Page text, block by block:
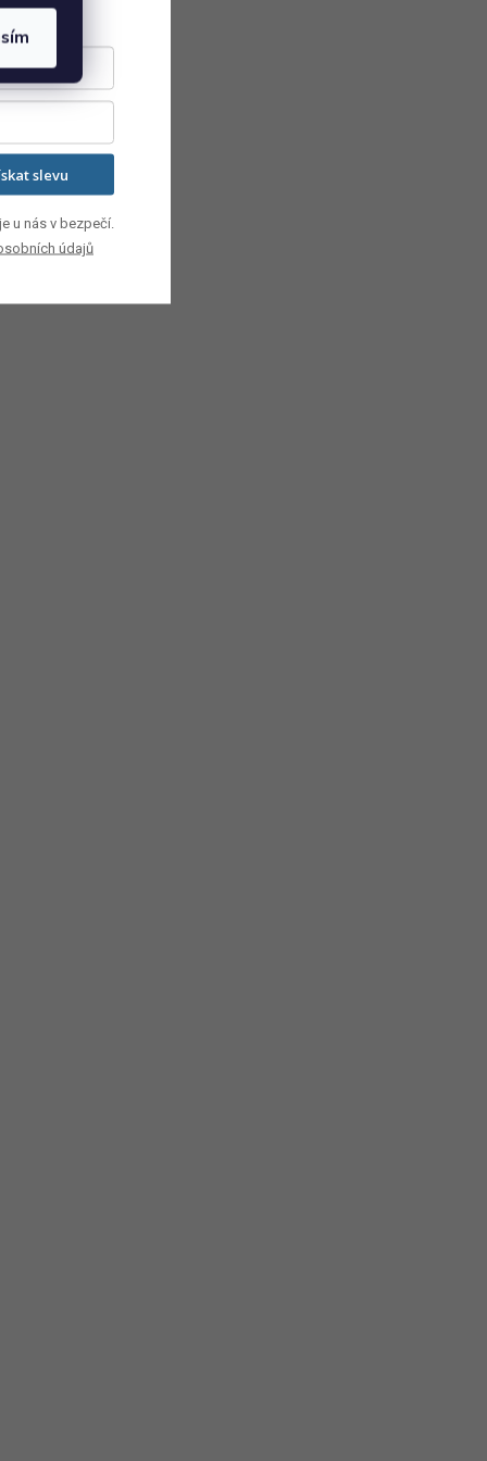
slevu
u nás v bezpečí.
údajů